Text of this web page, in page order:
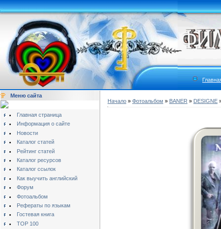
Меню сайта
Главная страница
Информация о сайте
Новости
Каталог статей
Рейтинг статей
Каталог ресурсов
Каталог ссылок
Как выучить английский
Форум
Фотоальбом
Рефераты по языкам
Гостевая книга
TOP 100
Начало » Фотоальбом » BANER » DESIGNE